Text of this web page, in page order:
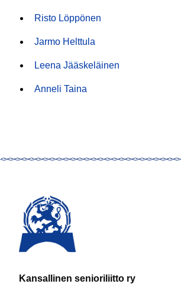
Risto Löppönen
Jarmo Helttula
Leena Jääskeläinen
Anneli Taina
Kansallinen senioriliitto ry